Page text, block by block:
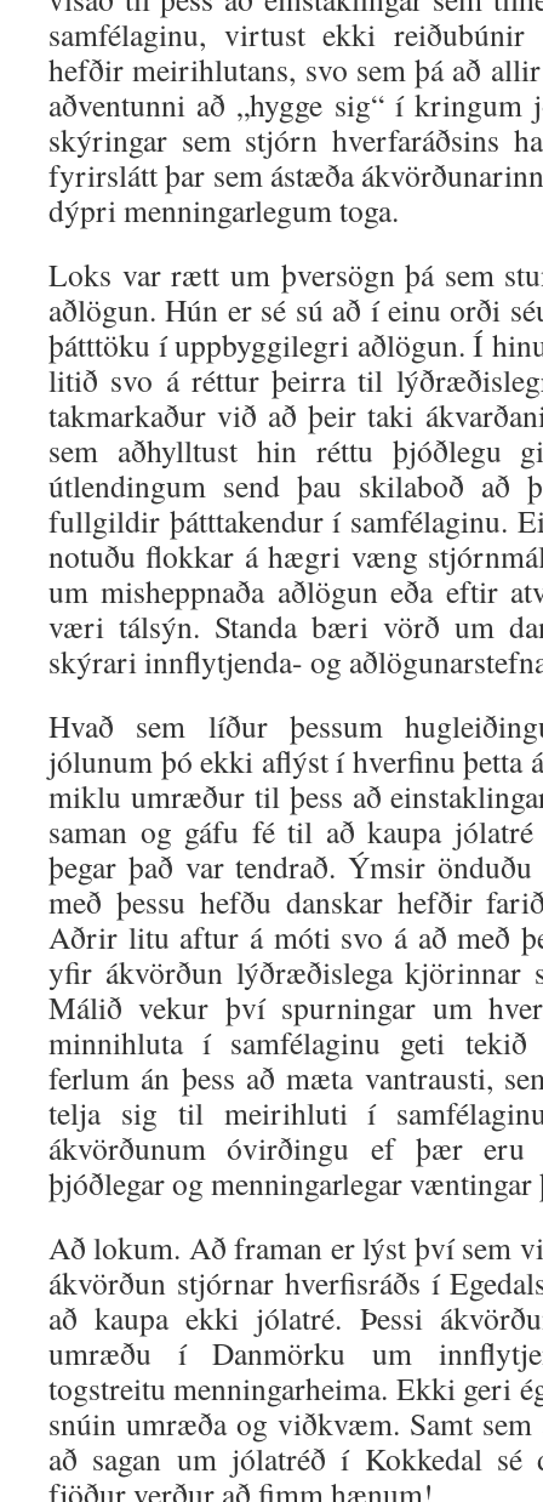
samfélaginu, virtust ekki reiðubúnir
hefðir meirihlutans, svo sem þá að
aðventunni að „hygge sig“ í
skýringar sem stjórn hverfaráðsins
fyrirslátt þar sem ástæða
dýpri menningarlegum toga.
Loks var rætt um þversögn þá sem
aðlögun. Hún er sé sú að í einu orði
þátttöku í uppbyggilegri aðlögun. Í
litið svo á réttur þeirra til
takmarkaður við að þeir taki
sem aðhylltust hin réttu þjóðlegu
útlendingum send þau skilaboð
fullgildir þátttakendur í samfélaginu.
notuðu flokkar á hægri væng
um misheppnaða aðlögun eða eftir
væri tálsýn. Standa bæri vörð um
skýrari innflytjenda- og
Hvað sem líður þessum
jólunum þó ekki aflýst í hverfinu þetta
miklu umræður til þess að
saman og gáfu fé til að kaupa
þegar það var tendrað. Ýmsir
með þessu hefðu danskar hefðir
Aðrir litu aftur á móti svo á að með
yfir ákvörðun lýðræðislega kjörinnar
Málið vekur því spurningar um
minnihluta í samfélaginu geti
ferlum án þess að mæta vantrausti,
telja sig til meirihluti í
ákvörðunum óvirðingu ef þær
þjóðlegar og menningarlegar væntingar
Að lokum. Að framan er lýst því sem
ákvörðun stjórnar hverfisráðs í
að kaupa ekki jólatré. Þessi
umræðu í Danmörku um
togstreitu menningarheima. Ekki geri
snúin umræða og viðkvæm. Samt sem
að sagan um jólatréð í Kokkedal
fjöður verður að fimm hænum!